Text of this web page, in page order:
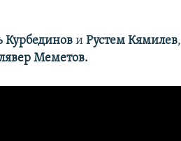
Курбединов иРустем Кямилев,
Меметов.